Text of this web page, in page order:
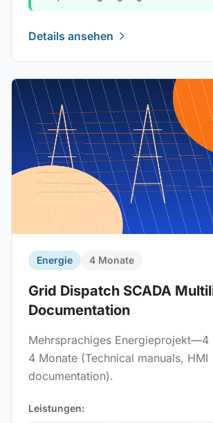
Details ansehen
Energie 4 Monate
Grid Dispatch SCADA
Documentation
Mehrsprachiges Energieprojekt—4
4 Monate (Technical manuals, HMI
documentation).
Leistungen: